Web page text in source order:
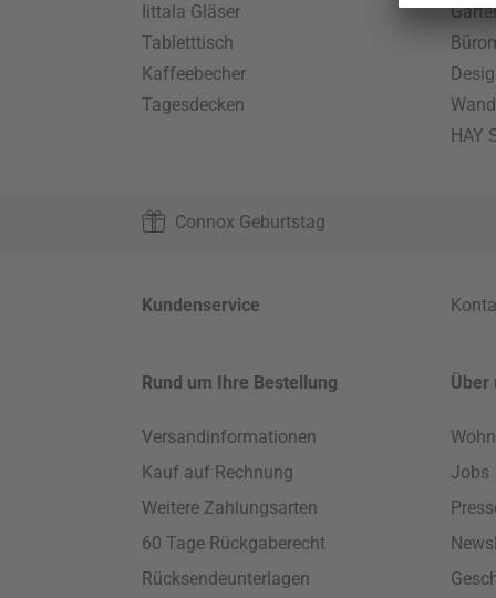
Iittala Gläser
Tabletttisch
Kaffeebecher
Tagesdecken
HAY
Connox Geburtstag
Kundenservice
Rund um Ihre Bestellung
Versandinformationen
Kauf auf Rechnung
Weitere Zahlungsarten
60 Tage Rückgaberecht
Rücksendeunterlagen
Über
Jobs